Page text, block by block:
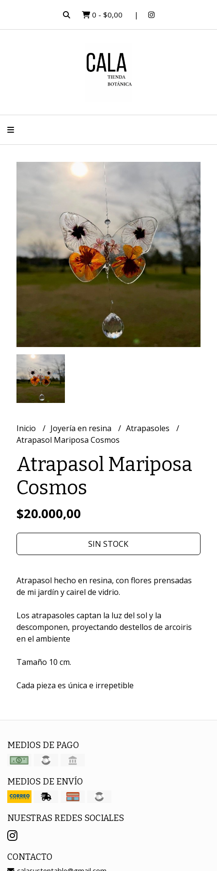
0 - $0,00
Inicio Joyería en resina
Atrapasoles
Atrapasol Mariposa Cosmos
Atrapasol Mariposa
Cosmos
$20.000,00
SIN STOCK
Atrapasol hecho en resina, con flores prensadas
de mi jardín y cairel de vidrio.
Los atrapasoles captan la luz del sol y la
descomponen, proyectando destellos de arcoiris
en el ambiente
Tamaño 10 cm.
Cada pieza es única e irrepetible
MEDIOS DE PAGO
MEDIOS DE ENVÍO
NUESTRAS REDES SOCIALES
CONTACTO